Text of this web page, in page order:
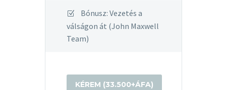
Bónusz: Vezetés a
válságon át (John Maxwell
Team)
KÉREM (33.500+ÁFA)